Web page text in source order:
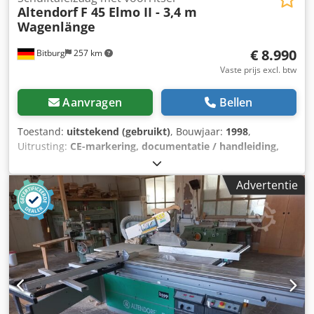
Bitburg 257 km
Altendorf F 45 Elmo II - 3,4 m
Wagenlänge
€ 8.990
Vaste prijs excl. btw
Aanvragen Bellen
Toestand: uitstekend (gebruikt), Bouwjaar: 1998,
Uitrusting: CE-markering, documentatie / handleiding,
doseerapparaat, zaagbladbescherming
mm Zaagbreedte bij de breedteaanslag: 1350 mm
Zaagbreedte bij de lengteaanslag: 3200 mm Zaagdiepte:
145 mm Voorsnijmechanisme: ja Met elektromotorische
hoogte- en zijverstelling Rapido-voorsnijsystem voor
traploze zaagbreedteverstelling Instelbereik 2,8 - 3,8 mm,
inclusief voorsnijzaagblad Hoogteverstelling zaagblad:
elektrisch Zwenkverstelling zaagblad: elektrisch Verstelling
breedteaanslag: handmatig Dwsdozq Srkspfx Afhea
Verstelling lengteaanslag: handmatig Weergave
zaagbladhoek: digitale weergave Weergave
Advertentie